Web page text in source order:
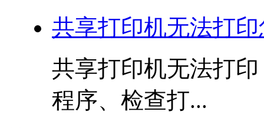
共享打印机无法打
共享打印机无法打
程序、检查打...